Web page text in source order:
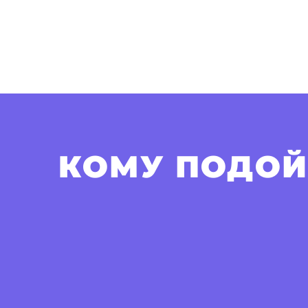
КОМУ